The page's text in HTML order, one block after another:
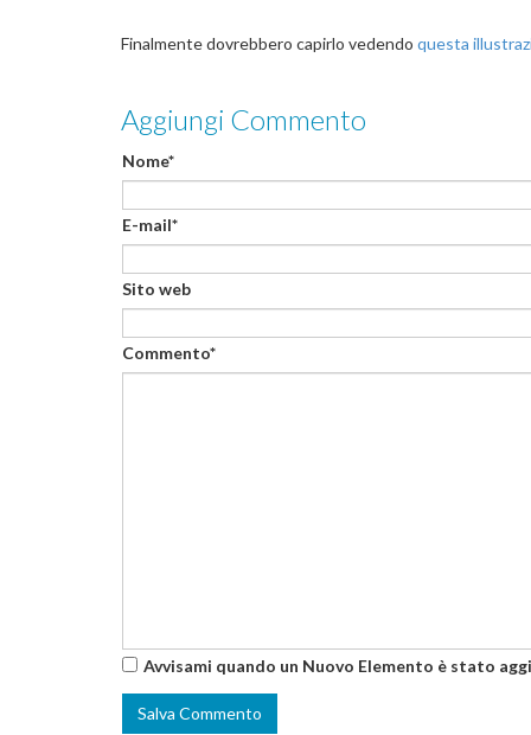
Finalmente dovrebbero capirlo vedendo questa
Aggiungi Commento
Nome*
E-mail*
Sito web
Commento*
Avvisami quando un Nuovo Elemento è stato